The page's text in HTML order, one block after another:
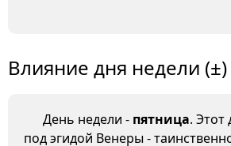
Влияние дня недели (±)
День недели - пятница. Этот
под эгидой Венеры -